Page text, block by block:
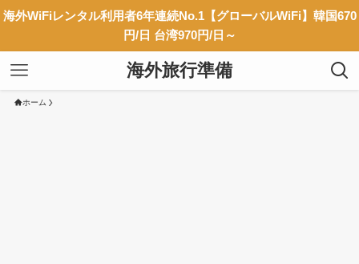
海外WiFiレンタル利用者6年連続No.1【グローバルWiFi】韓国670
円/日 台湾970円/日～
海外旅行準備
ホーム